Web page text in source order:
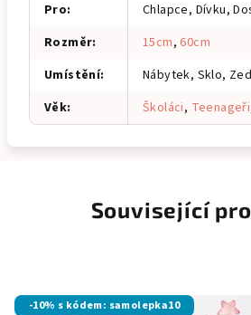
Pro:
Chlapce, Dívku,
Rozměr: 15cm,60cm
Umístění:
Nábytek, Sklo,
Věk: Školáci, Teenageři
Související
-10% s kódem: samolepka10